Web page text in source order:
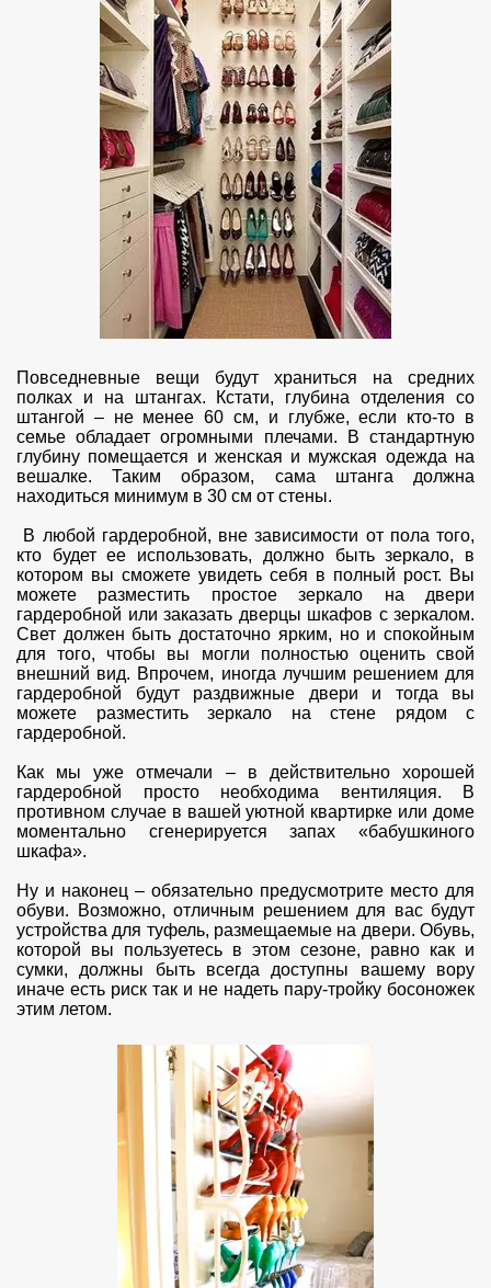
Повседневные вещи будут храниться на средних
полках и на штангах. Кстати, глубина отделения со
штангой – не менее 60 см, и глубже, если кто-то в
семье обладает огромными плечами. В стандартную
глубину помещается и женская и мужская одежда на
вешалке. Таким образом, сама штанга должна
находиться минимум в 30 см от стены.
В любой гардеробной, вне зависимости от пола того,
кто будет ее использовать, должно быть зеркало, в
котором вы сможете увидеть себя в полный рост. Вы
можете разместить простое зеркало на двери
гардеробной или заказать дверцы шкафов с зеркалом.
Свет должен быть достаточно ярким, но и спокойным
для того, чтобы вы могли полностью оценить свой
внешний вид. Впрочем, иногда лучшим решением для
гардеробной будут раздвижные двери и тогда вы
можете разместить зеркало на стене рядом с
гардеробной.
Как мы уже отмечали – в действительно хорошей
гардеробной просто необходима вентиляция. В
противном случае в вашей уютной квартирке или доме
моментально сгенерируется запах «бабушкиного
шкафа».
Ну и наконец – обязательно предусмотрите место для
обуви. Возможно, отличным решением для вас будут
устройства для туфель, размещаемые на двери. Обувь,
которой вы пользуетесь в этом сезоне, равно как и
сумки, должны быть всегда доступны вашему вору
иначе есть риск так и не надеть пару-тройку босоножек
этим летом.